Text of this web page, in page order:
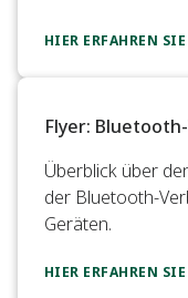
HIER ERFAHREN
Flyer:
Überblick über
der Bluetooth-
Geräten.
HIER ERFAHREN